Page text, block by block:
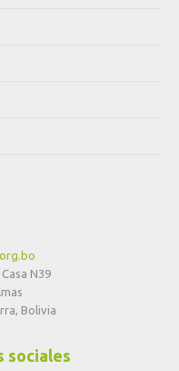
N39
Bolivia
sociales